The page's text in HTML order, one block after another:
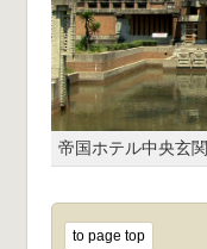
帝国ホテル中央玄関
to page top